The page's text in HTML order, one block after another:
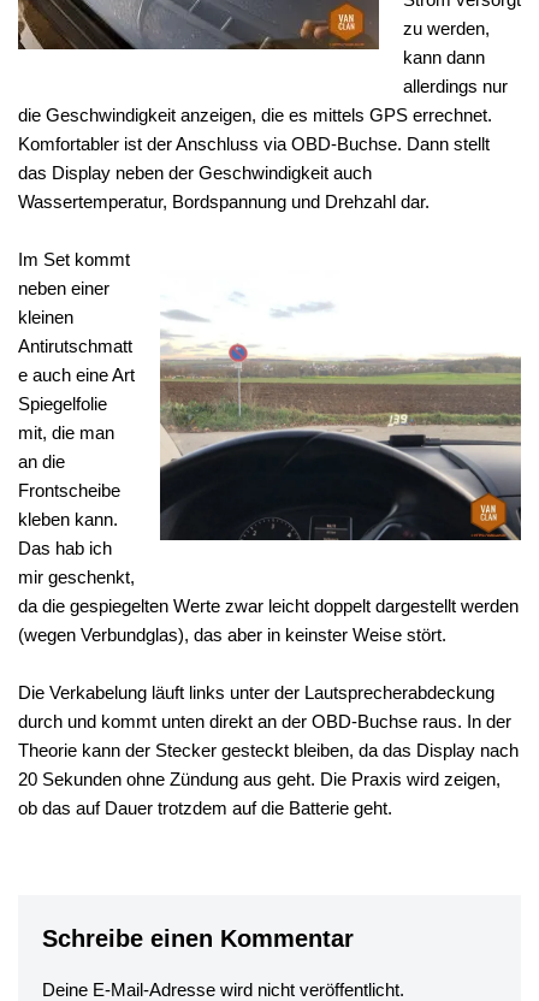
zu werden,
kann dann
allerdings nur
die Geschwindigkeit anzeigen, die es mittels GPS errechnet.
Komfortabler ist der Anschluss via OBD-Buchse. Dann stellt
das Display neben der Geschwindigkeit auch
Wassertemperatur, Bordspannung und Drehzahl dar.
Im Set kommt
neben einer
kleinen
Antirutschmatt
e auch eine Art
Spiegelfolie
mit, die man
an die
Frontscheibe
kleben kann.
Das hab ich
mir geschenkt,
da die gespiegelten Werte zwar leicht doppelt dargestellt werden
(wegen Verbundglas), das aber in keinster Weise stört.
Die Verkabelung läuft links unter der Lautsprecherabdeckung
durch und kommt unten direkt an der OBD-Buchse raus. In der
Theorie kann der Stecker gesteckt bleiben, da das Display nach
20 Sekunden ohne Zündung aus geht. Die Praxis wird zeigen,
ob das auf Dauer trotzdem auf die Batterie geht.
Schreibe einen Kommentar
Deine E-Mail-Adresse wird nicht veröffentlicht.